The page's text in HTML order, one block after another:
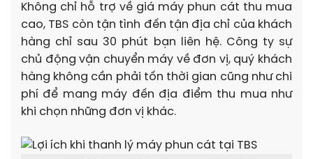
Không chỉ hỗ trợ về giá máy phun cát thu mua
cao, TBS còn tận tình đến tận địa chỉ của khách
hàng chỉ sau 30 phút bạn liên hệ. Công ty sự
chủ động vận chuyển máy về đơn vị, quý khách
hàng không cần phải tốn thời gian cũng như chi
phí để mang máy đến địa điểm thu mua như
khi chọn những đơn vị khác.